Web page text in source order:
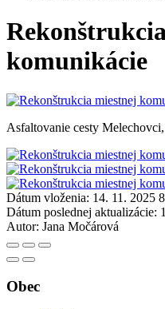
komunikácie
Asfaltovanie cesty
Dátum vloženia: 14. 11. 2025
Dátum poslednej aktualizácie:
Autor: Jana Močárová
Obec